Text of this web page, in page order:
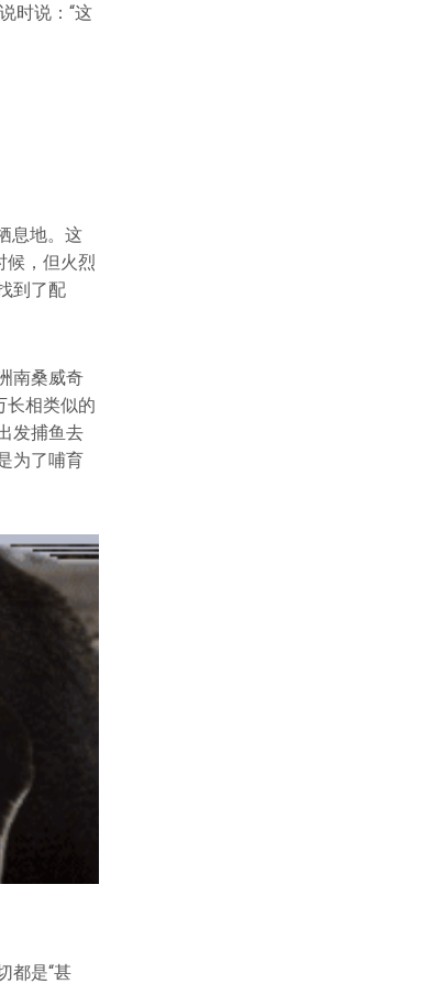
时说：“这
息地。这
候，但火烈
到了配
南桑威奇
长相类似的
发捕鱼去
为了哺育
都是“甚